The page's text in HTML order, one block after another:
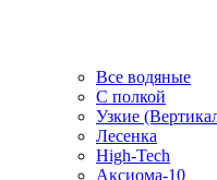
Все водяные
С полкой
Узкие
Лесенка
High-Tech
Аксиома-10